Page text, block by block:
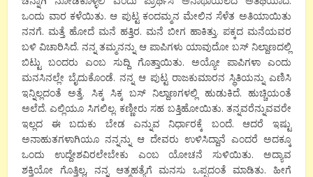
ಒಂದು ವಾರ ಕಳೆಯಿತು. ಆ ಪುಟ್ಟ ಕಂದಮ್ಮನ ಮೇಲಿನ ಸೆಳೆತ ಅತಿಯಾಯಿತು
ನನಗೆ. ಮತ್ತೆ ಹೋದೆ ಮನೆ ಹತ್ತಿರ. ಮನೆ ಬೀಗ ಹಾಕಿತ್ತು. ಪಕ್ಕದ ಮನೆಯವರ
ಬಳಿ ವಿಚಾರಿಸಿದೆ‌. ನನ್ನ ತಮ್ಮನನ್ನು ಆ‌ ಪಾಪಿಗಳು ಯಾವುದೋ ಬಸ್ ನಿಲ್ದಾಣದಲ್ಲಿ
ಬಿಟ್ಟು ಬಂದರು ಎಂಬ ಸುದ್ದಿ ಗೊತ್ತಾಯಿತು. ಅಯ್ಯೋ ಪಾಪಿಗಳಾ ಎಂದು
ಮನಸಿನಲ್ಲೇ ಬೈದುಕೊಂಡೆ. ನನ್ನ‌ ಆ ಪುಟ್ಟ ರಾಜಕುಮಾರನ‌ ಸ್ಥಿತಿಯನ್ನು ಎಣಿಸಿ
ಇನ್ನಿಲ್ಲದಂತೆ ಅತ್ತೆ. ಸಿಕ್ಕ ಸಿಕ್ಕ ಬಸ್ ನಿಲ್ದಾಣಗಳಲ್ಲಿ ಹುಡುಕಿದೆ. ಹುಚ್ಚಿಯಂತೆ
ಅಲೆದೆ. ಎಲ್ಲಿಯೂ ಸಿಗಲಿಲ್ಲ. ಕಣ್ಣೀರು ಸಹ ಬತ್ತಿಹೋಯಿತು. ತನ್ನವರೆನ್ನುವವರೇ
ಇಲ್ಲದ ಈ ಬದುಕು ಬೇಡ ಎನ್ನುವ ನಿರ್ಧಾರಕ್ಕೆ ಬಂದೆ. ಆದರೆ ಇಷ್ಟು
ಅನಾಹುತಗಳಾಗಿಯೂ ನನ್ನನ್ನು ಆ ದೇವರು ಉಳಿಸಿದ್ದಾನೆ ಎಂದರೆ ಅದಕ್ಕೂ
ಒಂದು ಉದ್ದೇಶವಿರಲೇಬೇಕು ಎಂಬ ಯೋಚನೆ ಸುಳಿಯಿತು. ಅದ್ಯಾವ
ಶಕ್ತಿಯೋ ಗೊತ್ತಿಲ್ಲ, ನನ್ನ ಆತ್ಮಹತ್ಯೆಗೆ ಮನಸು ಒಪ್ಪದಂತೆ ಮಾಡಿತು. ಹೀಗೆ